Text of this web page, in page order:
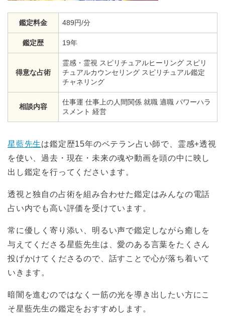
鑑定料金 489円/分
鑑定歴 19年
得意な占術
霊感・霊視 スピリチュアルヒーリング スピリ
チュアルカウンセリング スピリチュアル鑑定
チャネリング
相談内容
仕事運 仕事上の人間関係 就職 適職 パワーハラ
スメント 経営
星藍先生は鑑定歴15年のベテラン占い師で、霊感+透視
を使い、過去・現在・未来の魂や動画を頭の中に映し
出し鑑定を行ってくださいます。
透視と独自の占術を組み合わせた鑑定はみんなの電話
占い内でも高い評価を受けています。
常に優しく寄り添い、明るい声で鑑定しながら癒しを
与えてくださる星藍先生は、愛のある言葉をたくさん
投げかけてくださるので、話すことで心が落ち着いて
いきます。
暗闇を進むのではなく一筋の光を導き出したい方にこ
そ星藍先生の鑑定をおすすめします。